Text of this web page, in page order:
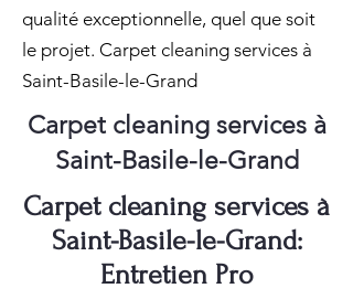
qualité exceptionnelle, quel que soit
le projet. Carpet cleaning services à
Saint-Basile-le-Grand
Carpet cleaning services à
Saint-Basile-le-Grand
Carpet cleaning services à
Saint-Basile-le-Grand:
Entretien Pro